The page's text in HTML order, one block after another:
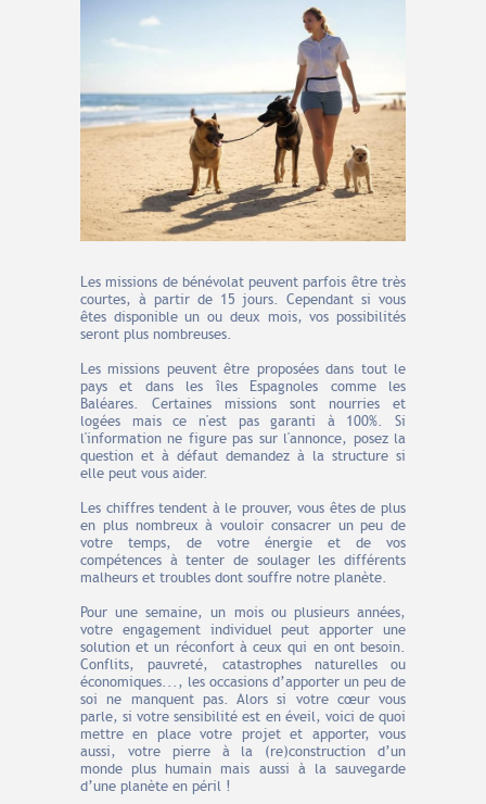
Les missions de bénévolat peuvent parfois être très
courtes, à partir de 15 jours. Cependant si vous
êtes disponible un ou deux mois, vos possibilités
seront plus nombreuses.
Les missions peuvent être proposées dans tout le
pays et dans les îles Espagnoles comme les
Baléares. Certaines missions sont nourries et
logées mais ce n'est pas garanti à 100%. Si
l'information ne figure pas sur l'annonce, posez la
question et à défaut demandez à la structure si
elle peut vous aider.
Les chiffres tendent à le prouver, vous êtes de plus
en plus nombreux à vouloir consacrer un peu de
votre temps, de votre énergie et de vos
compétences à tenter de soulager les différents
malheurs et troubles dont souffre notre planète.
Pour une semaine, un mois ou plusieurs années,
votre engagement individuel peut apporter une
solution et un réconfort à ceux qui en ont besoin.
Conflits, pauvreté, catastrophes naturelles ou
économiques..., les occasions d’apporter un peu de
soi ne manquent pas. Alors si votre cœur vous
parle, si votre sensibilité est en éveil, voici de quoi
mettre en place votre projet et apporter, vous
aussi, votre pierre à la (re)construction d’un
monde plus humain mais aussi à la sauvegarde
d’une planète en péril !